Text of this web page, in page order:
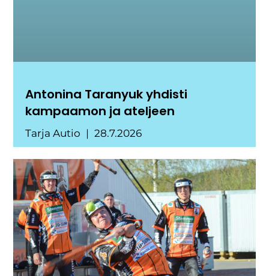
Antonina Taranyuk yhdisti
kampaamon ja ateljeen
Tarja Autio 28.7.2026